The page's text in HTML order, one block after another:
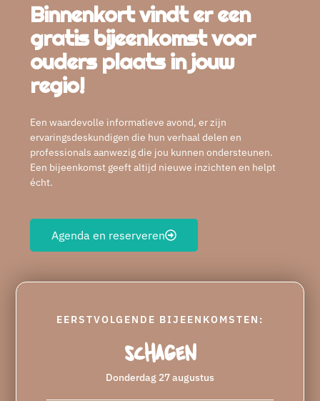
Binnenkort vindt er een
gratis bijeenkomst voor
ouders plaats in jouw
regio!
Een waardevolle informatieve avond, er zijn
ervaringsdeskundigen die hun verhaal delen en
professionals aanwezig die jou kunnen ondersteunen.
Een bijeenkomst geeft altijd nieuwe inzichten en helpt
écht.
Agenda en reserveren
EERSTVOLGENDE BIJEENKOMSTEN:
Schagen
Donderdag 27 augustus